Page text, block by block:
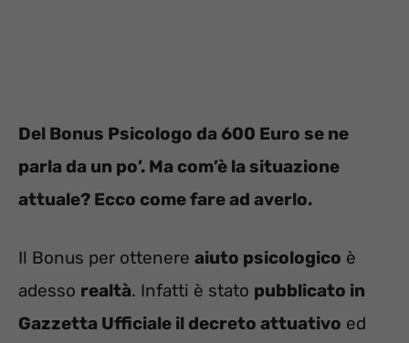
Del Bonus Psicologo da 600 Euro se ne
parla da un po’. Ma com’è la situazione
attuale? Ecco come fare ad averlo.
Il Bonus per ottenere aiuto psicologico è
adesso realtà. Infatti è stato pubblicato in
Gazzetta Ufficiale il decreto attuativo ed